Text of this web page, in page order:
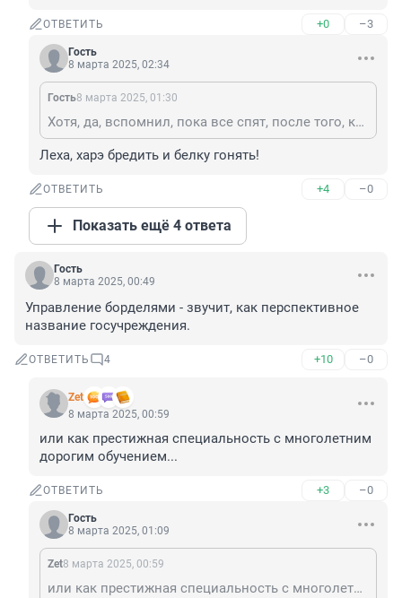
ОТВЕТИТЬ +0 –3
Гость
8 марта 2025, 02:34
Гость8 марта 2025, 01:30
Хотя, да, вспомнил, пока все спят, после того, как разводящийся мост Дворцовый мы перепрыгнули, а там, прямо напротив Дворцовой - столики стояли и ларёк и, вот, пиво взяли мы, сидим - отдыхаем, кайфуем, общаемся, вдруг, две девчонки к нам подбегают, показывают на какой-то столик и говорят: это, типа, менты, они на нас наезжают и пристают! - Погоди-погоди, уже рассказывал ты это! - Прости, Господи, забыл..) - Так дальше-то что? ) - Зачем же повторяться, раз уж рассказывал уже? )
Леха, харэ бредить и белку гонять!
ОТВЕТИТЬ +4 –0
Показать ещё 4 ответа
Гость
8 марта 2025, 00:49
Управление борделями - звучит, как перспективное
название госучреждения.
ОТВЕТИТЬ 4 +10 –0
Zet
8 марта 2025, 00:59
или как престижная специальность с многолетним
дорогим обучением...
ОТВЕТИТЬ +3 –0
Гость
8 марта 2025, 01:09
Zet8 марта 2025, 00:59
или как престижная специальность с многолетним дорогим обучением...